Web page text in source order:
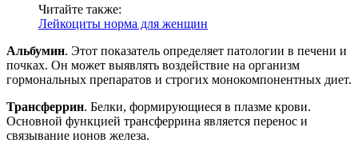
Читайте также:
Лейкоциты норма для женщин
Альбумин. Этот показатель определяет патологии в печени и
почках. Он может выявлять воздействие на организм
гормональных препаратов и строгих монокомпонентных диет.
Трансферрин. Белки, формирующиеся в плазме крови.
Основной функцией трансферрина является перенос и
связывание ионов железа.